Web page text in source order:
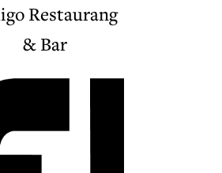
Restaurang
& Bar